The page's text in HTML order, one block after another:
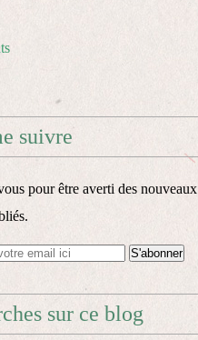
suivre
pour être averti des nouveaux
sur ce blog